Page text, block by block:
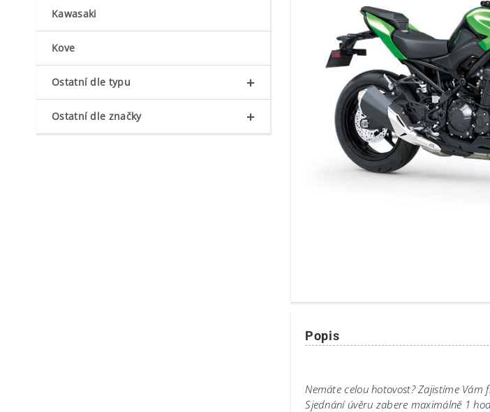
Popis
Nemáte celou hotovost? Zajistíme
Sjednání úvěru zabere maximálně 1
Kawasaki
Kove
+
Ostatní dle typu
+
Ostatní dle značky